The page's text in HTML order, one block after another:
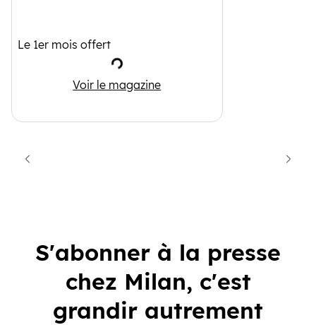
Le 1er mois offert
Chargement
Voir le magazineBayaM, la plateforme des enfants
S'abonner à la presse
chez Milan, c'est
grandir autrement